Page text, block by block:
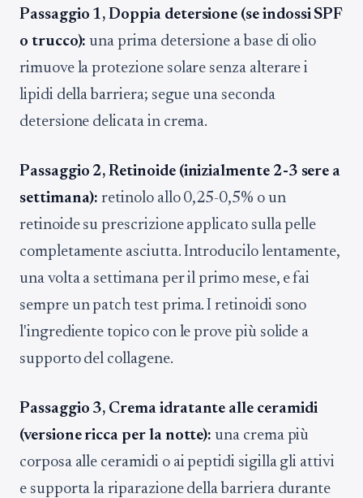
Passaggio 1, Doppia detersione (se indossi SPF
o trucco): una prima detersione a base di olio
rimuove la protezione solare senza alterare i
lipidi della barriera; segue una seconda
detersione delicata in crema.
Passaggio 2, Retinoide (inizialmente 2-3 sere a
settimana): retinolo allo 0,25-0,5% o un
retinoide su prescrizione applicato sulla pelle
completamente asciutta. Introducilo lentamente,
una volta a settimana per il primo mese, e fai
sempre un patch test prima. I retinoidi sono
l'ingrediente topico con le prove più solide a
supporto del collagene.
Passaggio 3, Crema idratante alle ceramidi
(versione ricca per la notte): una crema più
corposa alle ceramidi o ai peptidi sigilla gli attivi
e supporta la riparazione della barriera durante